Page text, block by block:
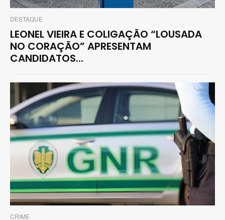
DESTAQUE
LEONEL VIEIRA E COLIGAÇÃO “LOUSADA
NO CORAÇÃO” APRESENTAM
CANDIDATOS...
CRIME